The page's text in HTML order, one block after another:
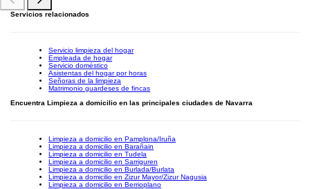
Servicios relacionados
Servicio limpieza del hogar
Empleada de hogar
Servicio doméstico
Asistentas del hogar por horas
Señoras de la limpieza
Matrimonio guardeses de fincas
Encuentra Limpieza a domicilio en las principales ciudades de Navarra
Limpieza a domicilio en Pamplona/Iruña
Limpieza a domicilio en Barañain
Limpieza a domicilio en Tudela
Limpieza a domicilio en Sarriguren
Limpieza a domicilio en Burlada/Burlata
Limpieza a domicilio en Zizur Mayor/Zizur Nagusia
Limpieza a domicilio en Berrioplano